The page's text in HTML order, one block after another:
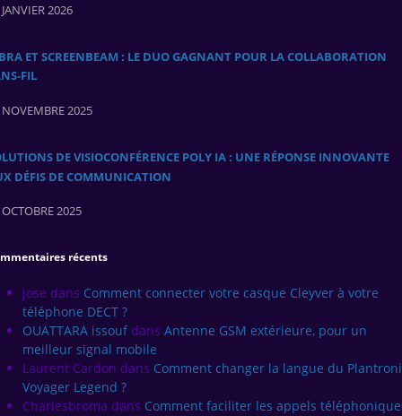
2026
ET SCREENBEAM : LE DUO GAGNANT POUR LA COLLABORATION
2025
DE VISIOCONFÉRENCE POLY IA : UNE RÉPONSE INNOVANTE
DÉFIS DE COMMUNICATION
2025
récents
jose dans Comment connecter votre casque Cleyver à votre
téléphone DECT ?
OUATTARA issouf dans Antenne GSM extérieure, pour un
meilleur signal mobile
Laurent Cardon dans Comment changer la langue du
Voyager Legend ?
Charlesbroma dans Comment faciliter les appels